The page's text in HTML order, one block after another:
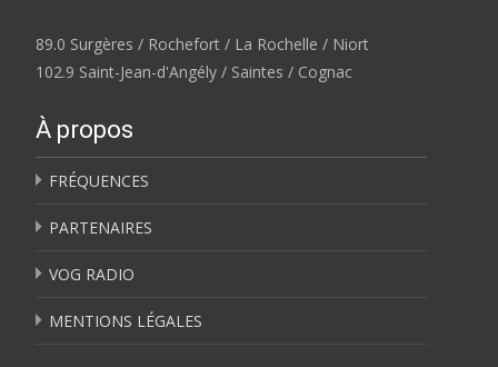
89.0 Surgères / Rochefort / La Rochelle / Niort
102.9 Saint-Jean-d'Angély / Saintes / Cognac
À propos
FRÉQUENCES
PARTENAIRES
VOG RADIO
MENTIONS LÉGALES